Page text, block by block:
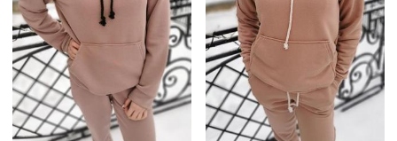
860 грн 7
Спортивные костюмы
34 / XS / 42 и еще
860 грн 6
Спортивные костюмы
34 / XS / 42 и еще